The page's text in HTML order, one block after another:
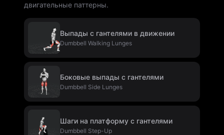
двигательные паттерны.
Выпады с гантелями в движении
Dumbbell Walking Lunges
Боковые выпады с гантелями
Dumbbell Side Lunges
Шаги на платформу с гантелями
Dumbbell Step-Up